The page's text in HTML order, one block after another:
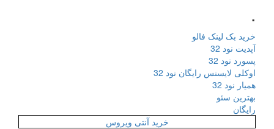
.
خرید بک لینک فالو
آپدیت نود 32
پسورد نود 32
اوکلی لایسنس رایگان نود 32
همیار نود 32
بهترین سئو
رایگان
خرید آنتی ویروس